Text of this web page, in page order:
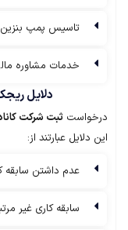
تاسیس پمپ بنزین
خدمات مشاوره
دلایل
درخواستثبت شرکت
این دلایل عبارتند از:
عدم داشتن سابقه
سابقه کاری غیر